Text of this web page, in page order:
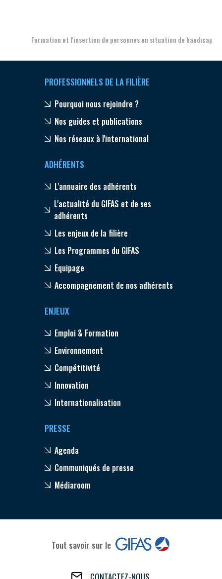
Formation et l'insertion de personnes en situation de handicap
PROFESSIONNELS DE LA FILIÈRE
Pourquoi nous rejoindre ?
Nos guides et publications
Nos réseaux à l'international
ADHÉRENTS
L'annuaire des adhérents
L'actualité du GIFAS et de ses
adhérents
Les enjeux de la filière
Les Programmes du GIFAS
Equipage
Accompagnement de nos adhérents
ENJEUX
Emploi & Formation
Environnement
Compétitivité
Innovation
Internationalisation
PRESSE
Agenda
Communiqués de presse
Médiaroom
Tout savoir sur le